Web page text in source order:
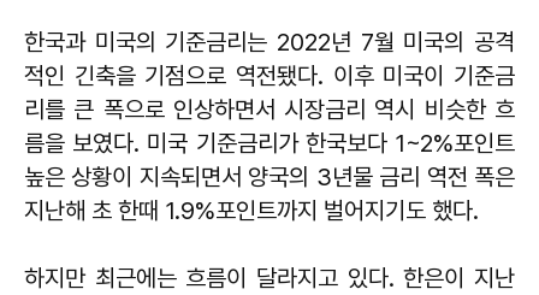
한국과 미국의 기준금리는 2022년 7월 미국의 공격
적인 긴축을 기점으로 역전됐다. 이후 미국이 기준금
리를 큰 폭으로 인상하면서 시장금리 역시 비슷한 흐
름을 보였다. 미국 기준금리가 한국보다 1~2%포인트
높은 상황이 지속되면서 양국의 3년물 금리 역전 폭은
지난해 초 한때 1.9%포인트까지 벌어지기도 했다.
하지만 최근에는 흐름이 달라지고 있다. 한은이 지난